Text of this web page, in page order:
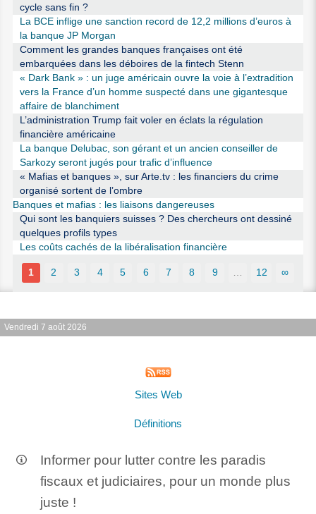
cycle sans fin ?
La BCE inflige une sanction record de 12,2 millions d’euros à
la banque JP Morgan
Comment les grandes banques françaises ont été
embarquées dans les déboires de la fintech Stenn
« Dark Bank » : un juge américain ouvre la voie à l’extradition
vers la France d’un homme suspecté dans une gigantesque
affaire de blanchiment
L’administration Trump fait voler en éclats la régulation
financière américaine
La banque Delubac, son gérant et un ancien conseiller de
Sarkozy seront jugés pour trafic d’influence
« Mafias et banques », sur Arte.tv : les financiers du crime
organisé sortent de l’ombre
Banques et mafias : les liaisons dangereuses
Qui sont les banquiers suisses ? Des chercheurs ont dessiné
quelques profils types
Les coûts cachés de la libéralisation financière
1 2 3 4 5 6 7 8 9 … 12 ∞
Vendredi 7 août 2026
Sites Web
Définitions
Informer pour lutter contre les paradis
fiscaux et judiciaires, pour un monde plus
juste !